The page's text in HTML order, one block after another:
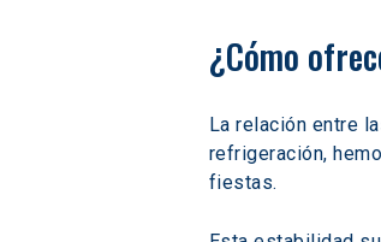
¿Cómo
La relación entre
refrigeración,
fiestas.